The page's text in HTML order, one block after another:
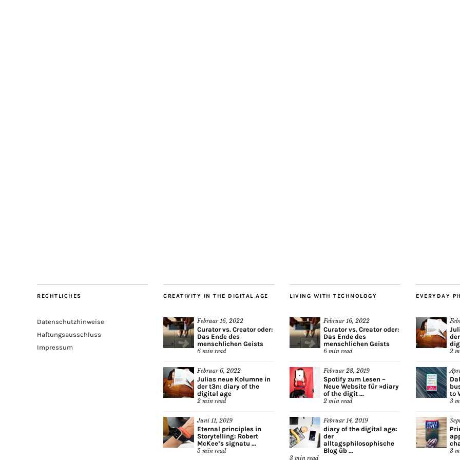
RECHTLICHES
Datenschutzhinweise
Haftungsausschluss
Impressum
CREATIVITY IN THE DIGITAL AGE
Februar 16, 2022
Curator vs. Creator oder:
Das Ende des
menschlichen Geists
6 min read
Februar 6, 2022
Julias neue Kolumne in
der t3n: diary of the
digital age
2 min read
Juni 11, 2019
Eternal principles in
Storytelling: Robert
McKee’s signatu ...
5 min read
LIVING WITH TECHNOLOGY
Februar 16, 2022
Curator vs. Creator oder:
Das Ende des
menschlichen Geists
6 min read
Februar 28, 2019
Spotify zum Lesen –
Neue Website für »diary
of the digit ...
2 min read
Februar 14, 2019
diary of the digital age:
der
alltagsphilosophische
Blog üb ...
3 min read
EVERYDAY
2
to
3
3